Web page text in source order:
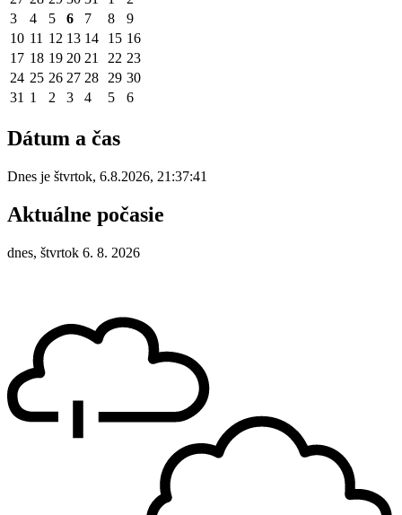
3
4 5 6 7 8
9
10 11 12 13 14 15 16
17 18 19 20 21 22 23
24 25 26 27 28 29 30
31 1 2 3 4 5 6
Dátum a čas
Dnes je štvrtok, 6.8.2026, 21:37:41
Aktuálne počasie
dnes, štvrtok 6. 8. 2026